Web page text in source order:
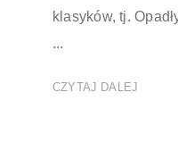
klasyków, tj.
...
CZYTAJ DALEJ